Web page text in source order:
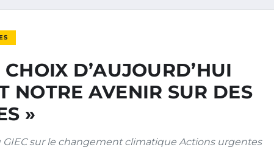
CHOIX D’AUJOURD’HUI
NOTRE AVENIR SUR DES
»
GIEC sur le changement climatique Actions urgentes